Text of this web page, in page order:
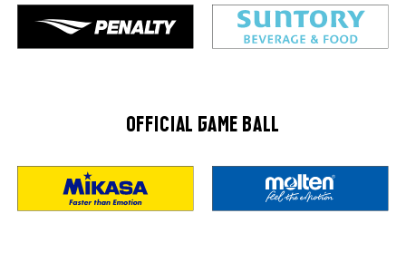
OFFICIAL GAME BALL